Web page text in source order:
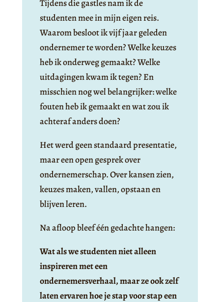
Tijdens die gastles nam ik de
studenten mee in mijn eigen reis.
Waarom besloot ik vijf jaar geleden
ondernemer te worden? Welke keuzes
heb ik onderweg gemaakt? Welke
uitdagingen kwam ik tegen? En
misschien nog wel belangrijker: welke
fouten heb ik gemaakt en wat zou ik
achteraf anders doen?
Het werd geen standaard presentatie,
maar een open gesprek over
ondernemerschap. Over kansen zien,
keuzes maken, vallen, opstaan en
blijven leren.
Na afloop bleef één gedachte hangen:
Wat als we studenten niet alleen
inspireren met een
ondernemersverhaal, maar ze ook zelf
laten ervaren hoe je stap voor stap een